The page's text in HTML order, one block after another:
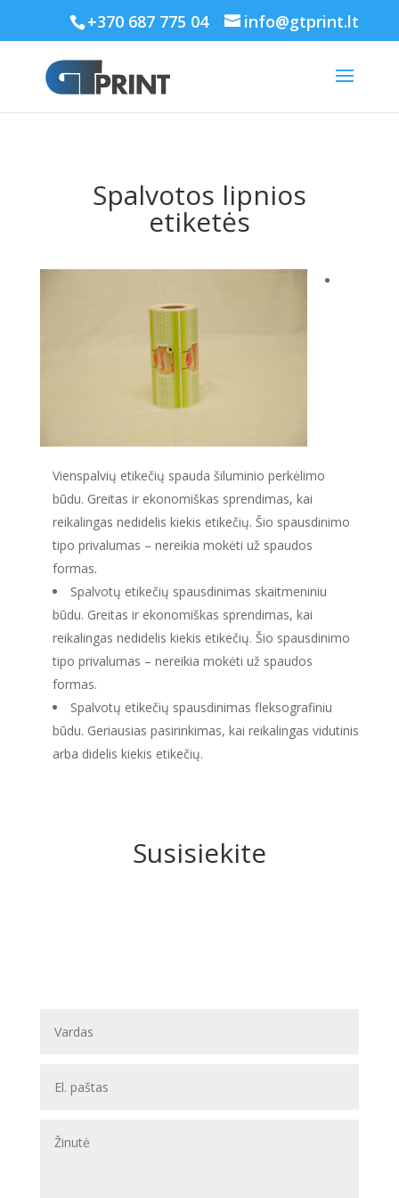
+370 687 775 04 info@gtprint.lt
Spalvotos lipnios
etiketės
Vienspalvių etikečių spauda šiluminio perkėlimo
būdu. Greitas ir ekonomiškas sprendimas, kai
reikalingas nedidelis kiekis etikečių. Šio spausdinimo
tipo privalumas – nereikia mokėti už spaudos
formas.
Spalvotų etikečių spausdinimas skaitmeniniu
būdu. Greitas ir ekonomiškas sprendimas, kai
reikalingas nedidelis kiekis etikečių. Šio spausdinimo
tipo privalumas – nereikia mokėti už spaudos
formas.
Spalvotų etikečių spausdinimas fleksografiniu
būdu. Geriausias pasirinkimas, kai reikalingas vidutinis
arba didelis kiekis etikečių.
Susisiekite